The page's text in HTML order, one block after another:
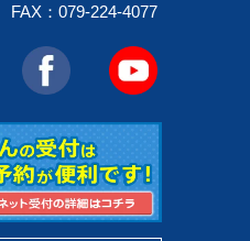
FAX：079-224-4077